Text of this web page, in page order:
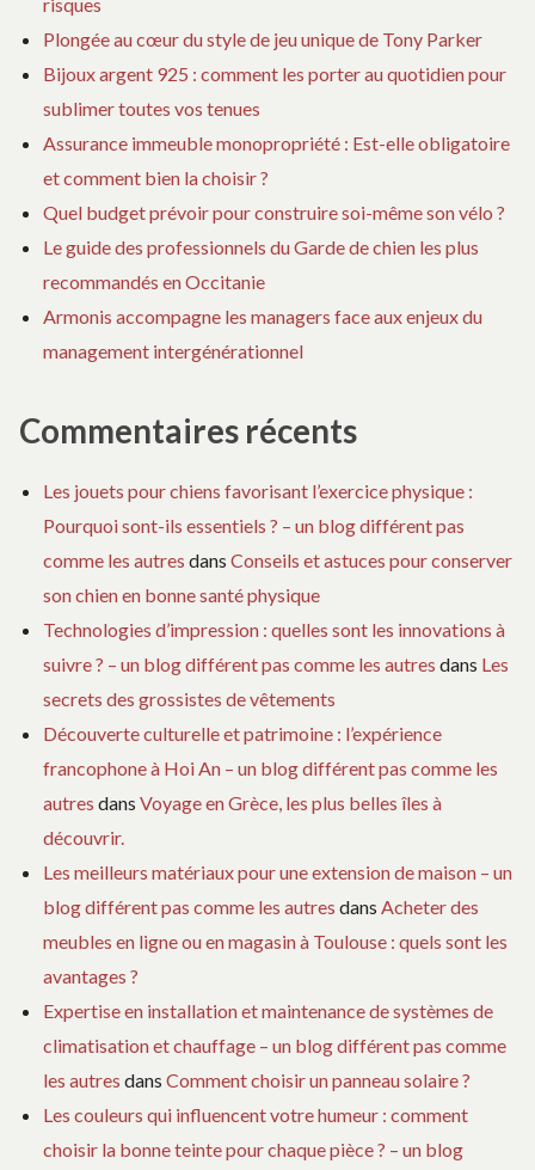
Plongée au cœur du style de jeu unique de Tony Parker
Bijoux argent 925 : comment les porter au quotidien pour
sublimer toutes vos tenues
Assurance immeuble monopropriété : Est-elle obligatoire
et comment bien la choisir ?
Quel budget prévoir pour construire soi-même son vélo ?
Le guide des professionnels du Garde de chien les plus
recommandés en Occitanie
Armonis accompagne les managers face aux enjeux du
management intergénérationnel
Commentaires récents
Les jouets pour chiens favorisant l’exercice physique :
Pourquoi sont-ils essentiels ? – un blog différent pas
comme les autres dans Conseils et astuces pour conserver
son chien en bonne santé physique
Technologies d’impression : quelles sont les innovations à
suivre ? – un blog différent pas comme les autres dans Les
secrets des grossistes de vêtements
Découverte culturelle et patrimoine : l’expérience
francophone à Hoi An – un blog différent pas comme les
autres dans Voyage en Grèce, les plus belles îles à
découvrir.
Les meilleurs matériaux pour une extension de maison – un
blog différent pas comme les autres dans Acheter des
meubles en ligne ou en magasin à Toulouse : quels sont les
avantages ?
Expertise en installation et maintenance de systèmes de
climatisation et chauffage – un blog différent pas comme
les autres dans Comment choisir un panneau solaire ?
Les couleurs qui influencent votre humeur : comment
choisir la bonne teinte pour chaque pièce ? – un blog